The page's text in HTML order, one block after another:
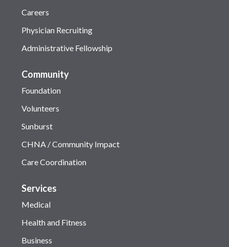
Careers
Physician Recruiting
Administrative Fellowship
Community
Foundation
Volunteers
Sunburst
CHNA / Community Impact
Care Coordination
Services
Medical
Health and Fitness
Business